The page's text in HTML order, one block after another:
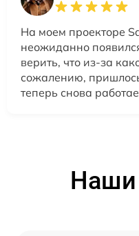
На моем проекторе
неожиданно
верить, что из-за
сожалению,
теперь снова
Наши